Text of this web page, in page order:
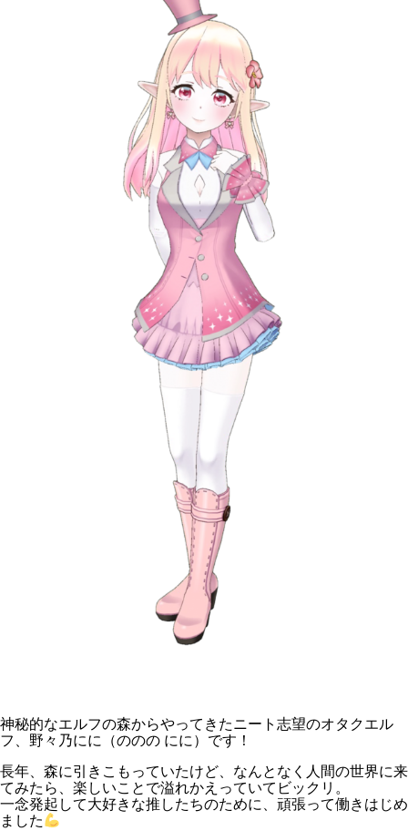
神秘的なエルフの森からやってきたニート志望のオタクエル
フ、野々乃にに（ののの にに）です！
長年、森に引きこもっていたけど、なんとなく人間の世界に来
てみたら、楽しいことで溢れかえっていてビックリ。
一念発起して大好きな推したちのために、頑張って働きはじめ
ました